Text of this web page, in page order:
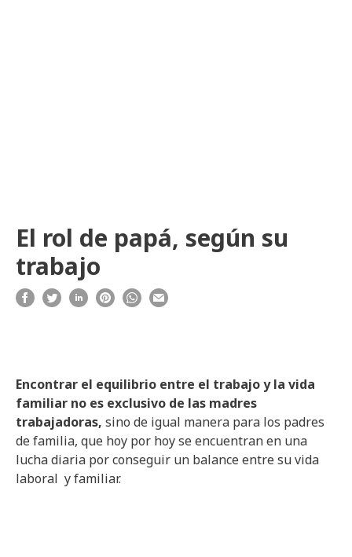
El rol de papá, según su
trabajo
Encontrar el equilibrio entre el trabajo y la vida
familiar no es exclusivo de las madres
trabajadoras, sino de igual manera para los padres
de familia, que hoy por hoy se encuentran en una
lucha diaria por conseguir un balance entre su vida
laboral y familiar.